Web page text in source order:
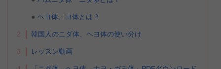
ヘヨ体、ヨ体とは？
2 韓国人のニダ体、ヘヨ体の使い分け
3 レッスン動画